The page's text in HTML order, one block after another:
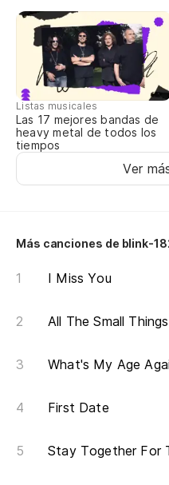
Listas musicales
Las 17 mejores bandas de
heavy metal de todos los
tiempos
Ver
Más canciones de blink-
I Miss You
All The Small Things
What's My Age
First Date
Stay Together For